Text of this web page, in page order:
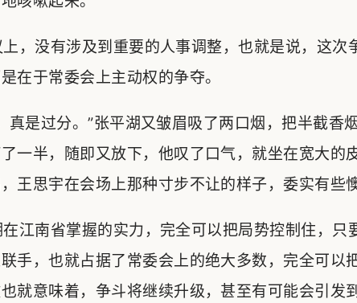
，没有涉及到重要的人事调整，也就是说，这次
在于常委会上主动权的争夺。
是过分。”张平湖又皱眉吸了两口烟，把半截香
一半，随即又放下，他叹了口气，就坐在宽大的
王思宇在会场上那种寸步不让的样子，委实有些懊
江南省掌握的实力，完全可以把局势控制住，只
手，也就占据了常委会上的绝大多数，完全可以
就意味着，争斗将继续升级，甚至有可能会引发